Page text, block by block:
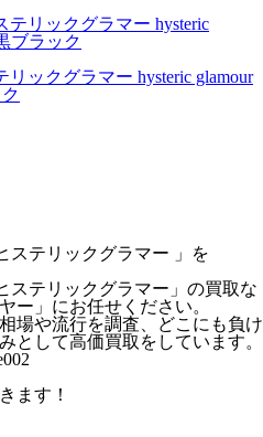
リックグラマー hysteric glamour
ステリックグラマー 」を
ステリックグラマー」の買取な
ー」にお任せください。
場や流行を調査、どこにも負け
として高価買取をしています。
ます！